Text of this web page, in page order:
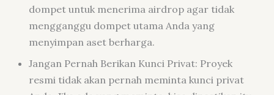
dompet untuk menerima airdrop agar tidak
mengganggu dompet utama Anda yang
menyimpan aset berharga.
Jangan Pernah Berikan Kunci Privat: Proyek
resmi tidak akan pernah meminta kunci privat